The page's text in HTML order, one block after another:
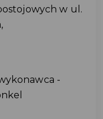
w ul.
-